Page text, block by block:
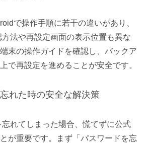
で操作手順に若干の違いがあり、
法や再設定画面の表示位置も異な
末の操作ガイドを確認し、バックア
で再設定を進めることが安全です。
れた時の安全な解決策
れてしまった場合、慌てずに公式
が重要です。まず「パスワードを忘